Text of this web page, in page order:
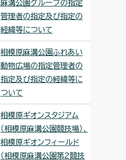
麻溝公園グループの指定
管理者の指定及び指定の
経緯等について
相模原麻溝公園ふれあい
動物広場の指定管理者の
指定及び指定の経緯等に
ついて
相模原ギオンスタジアム
（相模原麻溝公園競技場）、
相模原ギオンフィールド
（相模原麻溝公園第2競技